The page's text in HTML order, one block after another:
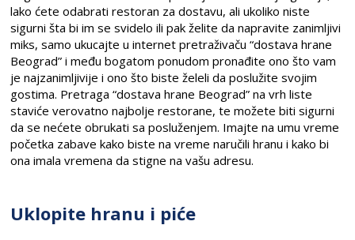
lako ćete odabrati restoran za dostavu, ali ukoliko niste
sigurni šta bi im se svidelo ili pak želite da napravite zanimljivi
miks, samo ukucajte u internet pretraživaču “dostava hrane
Beograd” i među bogatom ponudom pronađite ono što vam
je najzanimljivije i ono što biste želeli da poslužite svojim
gostima. Pretraga “dostava hrane Beograd” na vrh liste
staviće verovatno najbolje restorane, te možete biti sigurni
da se nećete obrukati sa posluženjem. Imajte na umu vreme
početka zabave kako biste na vreme naručili hranu i kako bi
ona imala vremena da stigne na vašu adresu.
Uklopite hranu i piće